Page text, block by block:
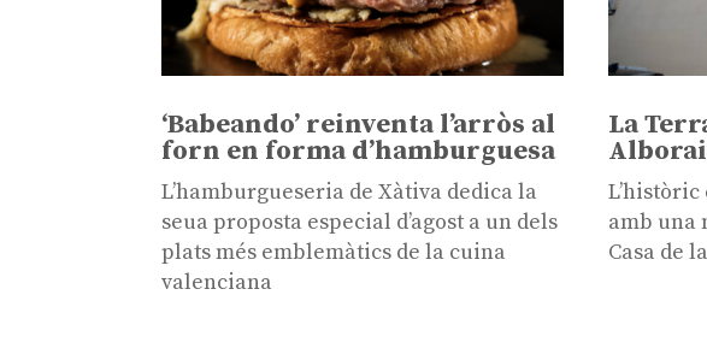
‘Babeando’ reinventa l’arròs al
forn en forma d’hamburguesa
L’hamburgueseria de Xàtiva dedica la
seua proposta especial d’agost a un dels
plats més emblemàtics de la cuina
valenciana
La
amb una
Casa de